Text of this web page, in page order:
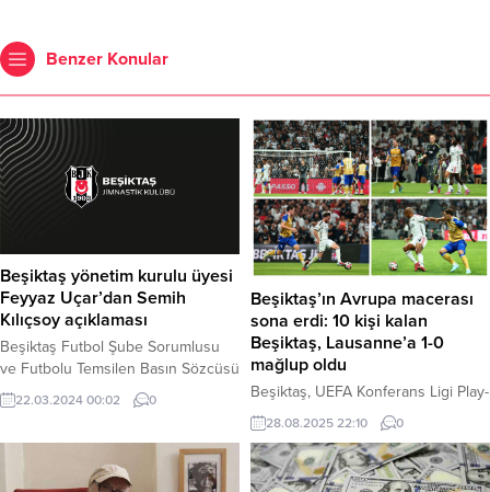
Benzer Konular
Beşiktaş yönetim kurulu üyesi
Feyyaz Uçar’dan Semih
Kılıçsoy açıklaması
Beşiktaş Futbol Şube Sorumlusu
ve Futbolu Temsilen Basın Sözcüsü
Feyyaz Uçar, Semih Kılıçsoy’un A
Milli Takım kadrosundan çıkarılıp
ilgili bir açıklama yaptı. Uçar, yaptığı
açıklamada şu ifadeleri kullandı:
22.03.2024 00:02 0
Beşiktaş’ın Avrupa macerası
sona erdi: 10 kişi kalan
Beşiktaş, Lausanne’a 1-0
mağlup oldu
Beşiktaş, UEFA Konferans Ligi Play-
Off Turu rövanş maçında sahasında
konuk ettiği İsviçre temsilcisi
Lausanne’a 1-0 mağlup oldu.
İsviçre’deki ilk maçtan 1-1’lik
28.08.2025 22:10 0